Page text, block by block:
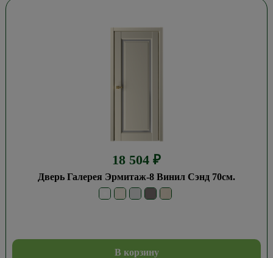
18 504 ₽
Дверь Галерея Эрмитаж-8 Винил Сэнд 70см.
В корзину